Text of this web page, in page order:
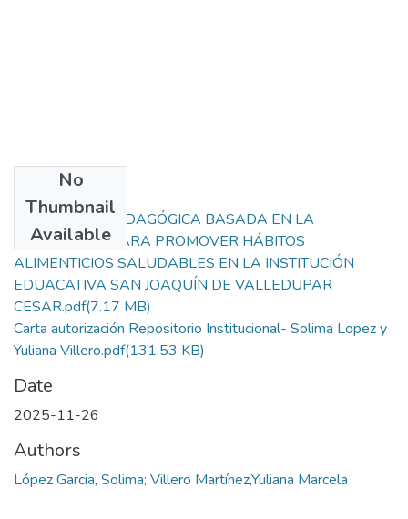
No
Thumbnail
Available
ESTRATEGIA PEDAGÓGICA BASADA EN LA
HIDROPONÍA PARA PROMOVER HÁBITOS
ALIMENTICIOS SALUDABLES EN LA INSTITUCIÓN
EDUACATIVA SAN JOAQUÍN DE VALLEDUPAR
CESAR.pdf(7.17 MB)
Carta autorización Repositorio Institucional- Solima Lopez y
Yuliana Villero.pdf(131.53 KB)
Date
2025-11-26
Authors
López Garcia, Solima; Villero Martínez,Yuliana Marcela